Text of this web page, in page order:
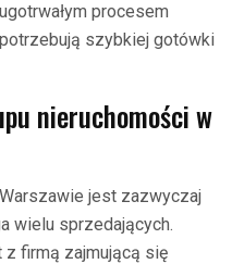
procesem
szybkiej gotówki
nieruchomości w
jest zazwyczaj
wielu sprzedających.
firmą zajmującą się